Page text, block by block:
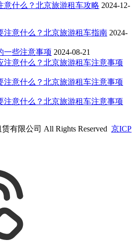
意什么？北京旅游租车攻略 2024-12-
注意什么？北京旅游租车指南 2024-
一些注意事项 2024-08-21
注意什么？北京旅游租车注意事项
注意什么？北京旅游租车注意事项
注意什么？北京旅游租车注意事项
有限公司 All Rights Reserved 京ICP